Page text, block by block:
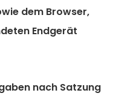
dem Browser,
Endgerät
nach Satzung